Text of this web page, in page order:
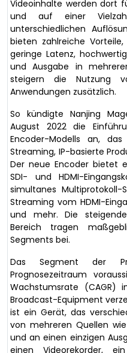
Videoinhalte werden dort
und auf einer
unterschiedlichen
bieten zahlreiche
geringe Latenz,
und Ausgabe in
steigern die Nutzung
Anwendungen zusätzlich.
So kündigte Nanjing
August 2022 die
Encoder-Modells an,
Streaming, IP-basierte
Der neue Encoder bietet
SDI- und HDMI-
simultanes
Streaming vom HDMI-
und mehr. Die
Bereich tragen
Segments bei.
Das Segment der
Prognosezeitraum
Wachstumsrate (CAGR)
Broadcast-Equipment
ist ein Gerät, das
von mehreren Quellen
und an einen einzigen
einen Videorekorder,